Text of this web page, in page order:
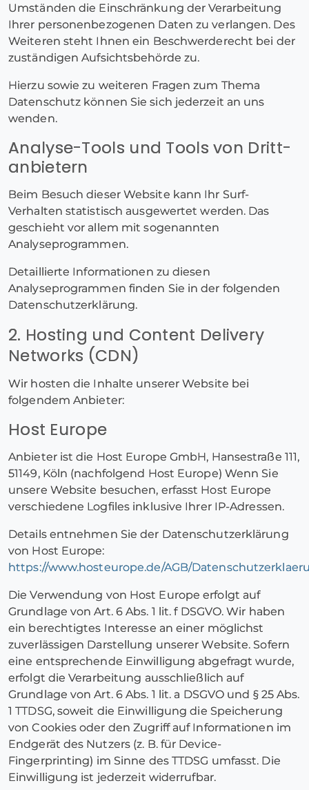
Umständen die Einschränkung der Verarbeitung
Ihrer personenbezogenen Daten zu verlangen. Des
Weiteren steht Ihnen ein Beschwerderecht bei der
zuständigen Aufsichtsbehörde zu.
Hierzu sowie zu weiteren Fragen zum Thema
Datenschutz können Sie sich jederzeit an uns
wenden.
Analyse-Tools und Tools von Dritt­
anbietern
Beim Besuch dieser Website kann Ihr Surf-
Verhalten statistisch ausgewertet werden. Das
geschieht vor allem mit sogenannten
Analyseprogrammen.
Detaillierte Informationen zu diesen
Analyseprogrammen finden Sie in der folgenden
Datenschutzerklärung.
2. Hosting und Content Delivery
Networks (CDN)
Wir hosten die Inhalte unserer Website bei
folgendem Anbieter:
Host Europe
Anbieter ist die Host Europe GmbH, Hansestraße 111,
51149, Köln (nachfolgend Host Europe) Wenn Sie
unsere Website besuchen, erfasst Host Europe
verschiedene Logfiles inklusive Ihrer IP-Adressen.
Details entnehmen Sie der Datenschutzerklärung
von Host Europe:
https://www.hosteurope.de/AGB/
Die Verwendung von Host Europe erfolgt auf
Grundlage von Art. 6 Abs. 1 lit. f DSGVO. Wir haben
ein berechtigtes Interesse an einer möglichst
zuverlässigen Darstellung unserer Website. Sofern
eine entsprechende Einwilligung abgefragt wurde,
erfolgt die Verarbeitung ausschließlich auf
Grundlage von Art. 6 Abs. 1 lit. a DSGVO und § 25 Abs.
1 TTDSG, soweit die Einwilligung die Speicherung
von Cookies oder den Zugriff auf Informationen im
Endgerät des Nutzers (z. B. für Device-
Fingerprinting) im Sinne des TTDSG umfasst. Die
Einwilligung ist jederzeit widerrufbar.